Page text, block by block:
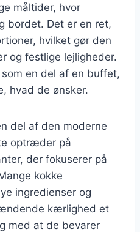
måltider, hvor
bordet. Det er en ret,
hvilket gør den
og festlige lejligheder.
en del af en buffet,
hvad de ønsker.
del af den moderne
optræder på
der fokuserer på
kokke
ingredienser og
kærlighed et
med at de bevarer